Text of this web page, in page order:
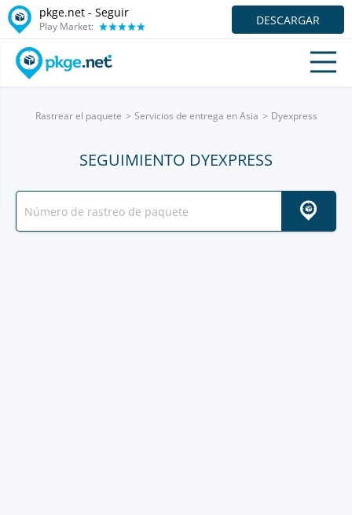
pkge.net - Seguir
Play Market: DESCARGAR
Rastrear el paquete Servicios de entrega en Asia Dyexpress
SEGUIMIENTO DYEXPRESS